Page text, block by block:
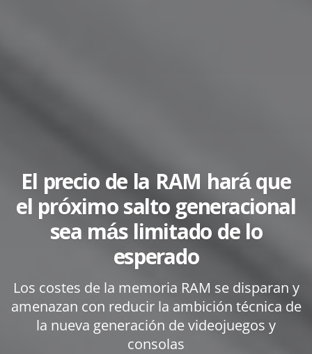
El precio de la RAM hará que
el próximo salto generacional
sea más limitado de lo
esperado
Los costes de la memoria RAM se disparan y
amenazan con reducir la ambición técnica de
la nueva generación de videojuegos y
consolas